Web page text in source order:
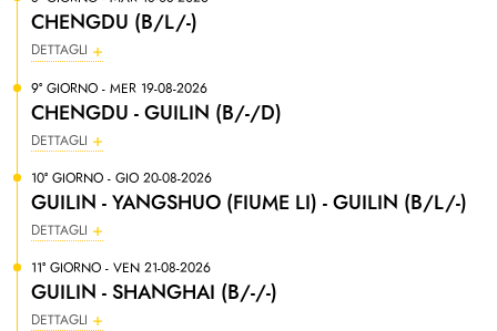
CHENGDU (B/L/-)
DETTAGLI
9° GIORNO - MER 19-08-2026
CHENGDU - GUILIN (B/-/D)
DETTAGLI
10° GIORNO - GIO 20-08-2026
GUILIN - YANGSHUO (FIUME LI) - GUILIN (B/L/-)
DETTAGLI
11° GIORNO - VEN 21-08-2026
GUILIN - SHANGHAI (B/-/-)
DETTAGLI